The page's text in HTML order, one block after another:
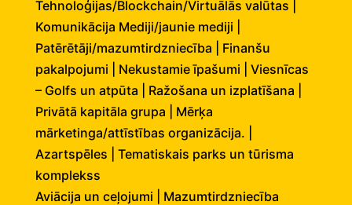
Tehnoloģijas/Blockchain/Virtuālās valūtas |
Komunikācija Mediji/jaunie mediji |
Patērētāji/mazumtirdzniecība | Finanšu
pakalpojumi | Nekustamie īpašumi | Viesnīcas
– Golfs un atpūta | Ražošana un izplatīšana |
Privātā kapitāla grupa | Mērķa
mārketinga/attīstības organizācija. |
Azartspēles | Tematiskais parks un tūrisma
komplekss
Aviācija un ceļojumi | Mazumtirdzniecība